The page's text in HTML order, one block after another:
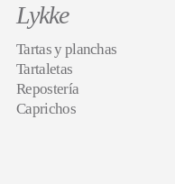
Lykke
Tartas y planchas
Tartaletas
Repostería
Caprichos